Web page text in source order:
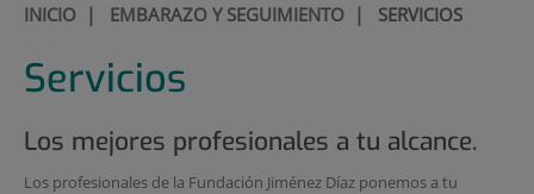
INICIO| EMBARAZO Y SEGUIMIENTO| SERVICIOS
Servicios
Los mejores profesionales a tu alcance.
Los profesionales de la Fundación Jiménez Díaz ponemos a tu